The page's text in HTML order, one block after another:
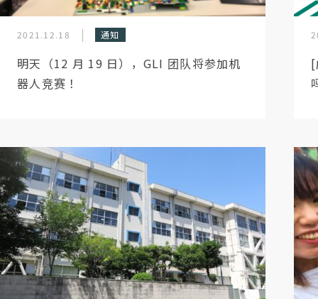
2021.12.18 通知
明天（12 月 19 日），GLI 团队将参加机
器人竞赛！
[